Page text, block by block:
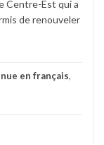
Centre-Est qui a
de renouveler
en français,